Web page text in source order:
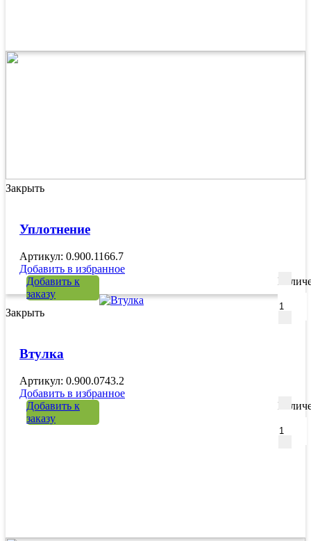
Закрыть
Уплотнение
Артикул: 0.900.1166.7
Добавить в избранное
Добавить к
заказу
Закрыть
Втулка
Артикул: 0.900.0743.2
Добавить в избранное
Добавить к
заказу